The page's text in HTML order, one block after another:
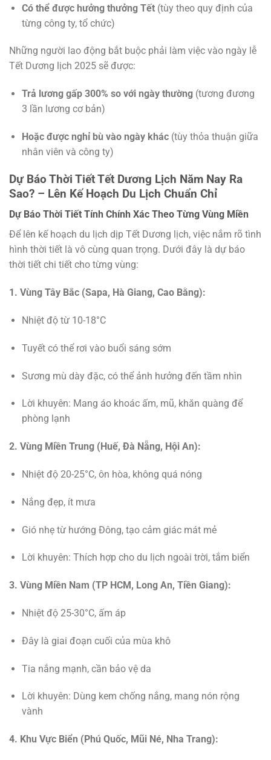
Có thể được hưởng thưởng Tết(tùy theo quy định của
từng công ty, tổ chức)
Những người lao động bắt buộc phải làm việc vào ngày lễ
Tết Dương lịch 2025 sẽ được:
Trả lương gấp 300% so với ngày thường(tương đương
3 lần lương cơ bản)
Hoặc được nghỉ bù vào ngày khác(tùy thỏa thuận giữa
nhân viên và công ty)
Dự Báo Thời Tiết Tết Dương Lịch Năm Nay Ra
Sao? – Lên Kế Hoạch Du Lịch Chuẩn Chỉ
Dự Báo Thời Tiết Tính Chính Xác Theo Từng Vùng Miền
Để lên kế hoạch du lịch dịp Tết Dương lịch, việc nắm rõ tình
hình thời tiết là vô cùng quan trọng. Dưới đây là dự báo
thời tiết chi tiết cho từng vùng:
1. Vùng Tây Bắc (Sapa, Hà Giang, Cao Bằng):
Nhiệt độ từ 10-18°C
Tuyết có thể rơi vào buổi sáng sớm
Sương mù dày đặc, có thể ảnh hưởng đến tầm nhìn
Lời khuyên: Mang áo khoác ấm, mũ, khăn quàng để
phòng lạnh
2. Vùng Miền Trung (Huế, Đà Nẵng, Hội An):
Nhiệt độ 20-25°C, ôn hòa, không quá nóng
Nắng đẹp, ít mưa
Gió nhẹ từ hướng Đông, tạo cảm giác mát mẻ
Lời khuyên: Thích hợp cho du lịch ngoài trời, tắm biển
3. Vùng Miền Nam (TP HCM, Long An, Tiền Giang):
Nhiệt độ 25-30°C, ấm áp
Đây là giai đoạn cuối của mùa khô
Tia nắng mạnh, cần bảo vệ da
Lời khuyên: Dùng kem chống nắng, mang nón rộng
vành
4. Khu Vực Biển (Phú Quốc, Mũi Né, Nha Trang):